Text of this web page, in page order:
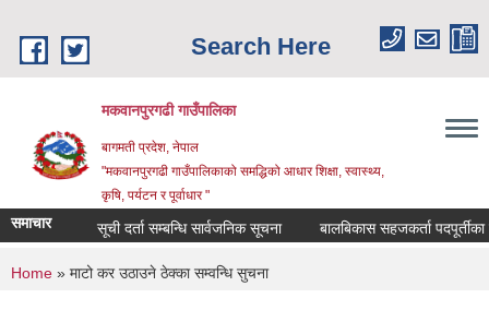
Search Here
मकवानपुरगढी गाउँपालिका
बागमती प्रदेश, नेपाल
"मकवानपुरगढी गाउँपालिकाको समद्धिको आधार शिक्षा, स्‍वास्‍थ्‍य,
कृषि, पर्यटन र पूर्वाधार "
समाचार सूची दर्ता सम्बन्धि सार्वजनिक सूचना बालबिकास सहजकर्ता पदपूर्तीका लागि
You are here
Home » माटो कर उठाउने ठेक्का सम्वन्धि सुचना